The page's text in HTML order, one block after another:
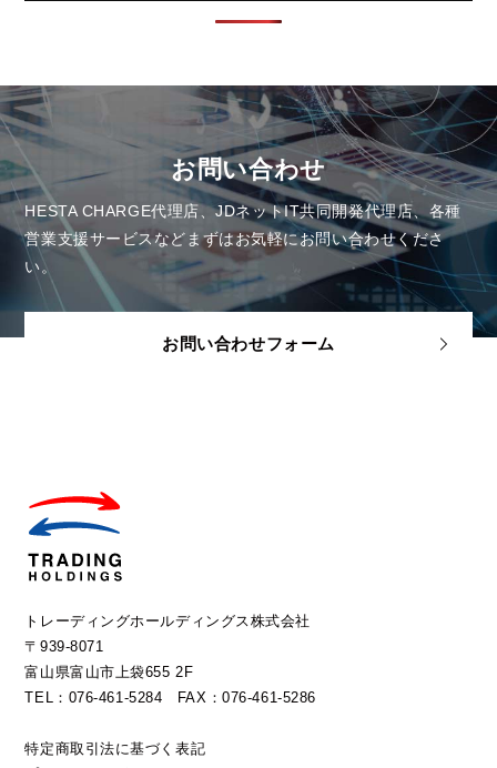
お問い合わせ
HESTA CHARGE代理店、JDネットIT共同開発代理店、各種
営業支援サービスなどまずはお気軽にお問い合わせくださ
い。
お問い合わせフォーム
トレーディングホールディングス株式会社
〒939-8071
富山県富山市上袋655 2F
TEL：076-461-5284 FAX：076-461-5286
特定商取引法に基づく表記